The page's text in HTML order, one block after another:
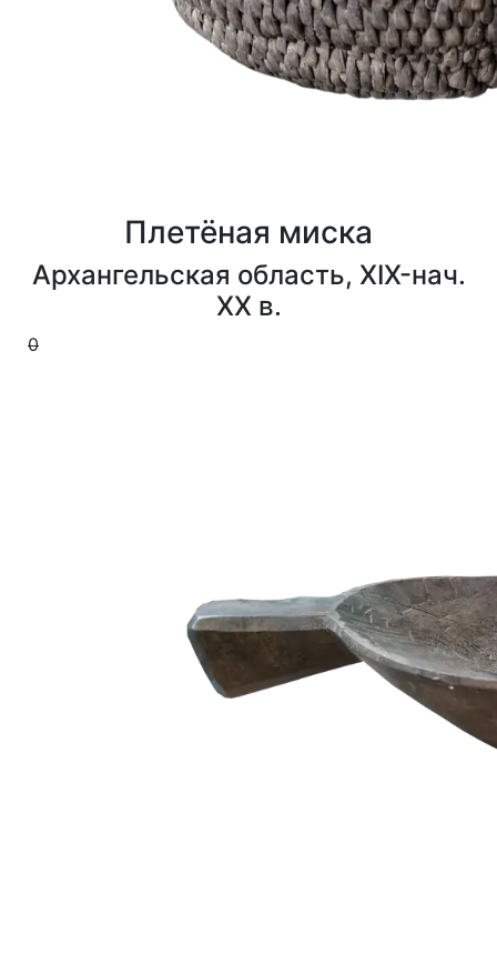
Плетёная миска
Архангельская область, XIX-нач.
XX в.
0